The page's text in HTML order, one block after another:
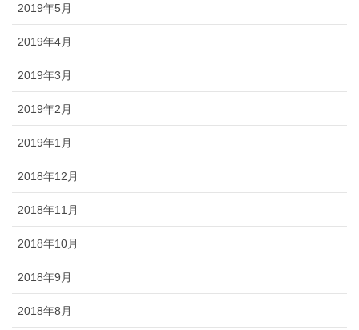
2019年5月
2019年4月
2019年3月
2019年2月
2019年1月
2018年12月
2018年11月
2018年10月
2018年9月
2018年8月